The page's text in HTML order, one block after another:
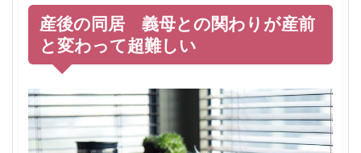
産後の同居 義母との関わりが産前
と変わって超難しい